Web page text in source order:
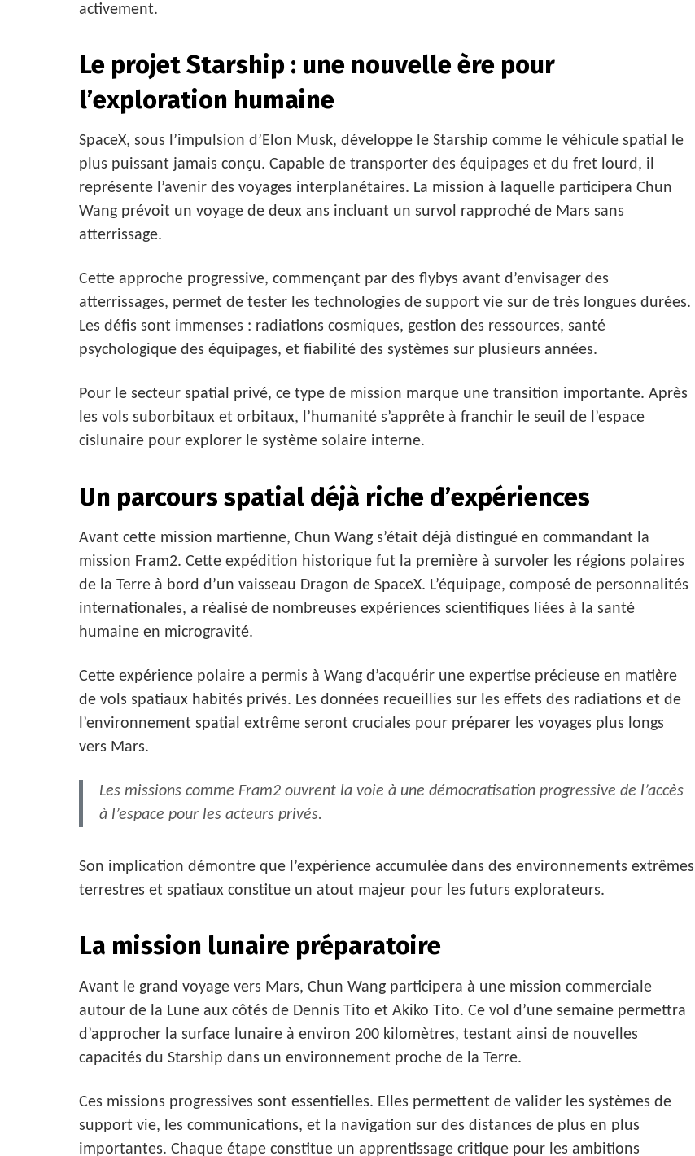
activement.
Le projet Starship : une nouvelle ère pour
l’exploration humaine
SpaceX, sous l’impulsion d’Elon Musk, développe le Starship comme le véhicule spatial le
plus puissant jamais conçu. Capable de transporter des équipages et du fret lourd, il
représente l’avenir des voyages interplanétaires. La mission à laquelle participera Chun
Wang prévoit un voyage de deux ans incluant un survol rapproché de Mars sans
atterrissage.
Cette approche progressive, commençant par des flybys avant d’envisager des
atterrissages, permet de tester les technologies de support vie sur de très longues durées.
Les défis sont immenses : radiations cosmiques, gestion des ressources, santé
psychologique des équipages, et fiabilité des systèmes sur plusieurs années.
Pour le secteur spatial privé, ce type de mission marque une transition importante. Après
les vols suborbitaux et orbitaux, l’humanité s’apprête à franchir le seuil de l’espace
cislunaire pour explorer le système solaire interne.
Un parcours spatial déjà riche d’expériences
Avant cette mission martienne, Chun Wang s’était déjà distingué en commandant la
mission Fram2. Cette expédition historique fut la première à survoler les régions polaires
de la Terre à bord d’un vaisseau Dragon de SpaceX. L’équipage, composé de personnalités
internationales, a réalisé de nombreuses expériences scientifiques liées à la santé
humaine en microgravité.
Cette expérience polaire a permis à Wang d’acquérir une expertise précieuse en matière
de vols spatiaux habités privés. Les données recueillies sur les effets des radiations et de
l’environnement spatial extrême seront cruciales pour préparer les voyages plus longs
vers Mars.
Les missions comme Fram2 ouvrent la voie à une démocratisation progressive de l’accès
à l’espace pour les acteurs privés.
Son implication démontre que l’expérience accumulée dans des environnements extrêmes
terrestres et spatiaux constitue un atout majeur pour les futurs explorateurs.
La mission lunaire préparatoire
Avant le grand voyage vers Mars, Chun Wang participera à une mission commerciale
autour de la Lune aux côtés de Dennis Tito et Akiko Tito. Ce vol d’une semaine permettra
d’approcher la surface lunaire à environ 200 kilomètres, testant ainsi de nouvelles
capacités du Starship dans un environnement proche de la Terre.
Ces missions progressives sont essentielles. Elles permettent de valider les systèmes de
support vie, les communications, et la navigation sur des distances de plus en plus
importantes. Chaque étape constitue un apprentissage critique pour les ambitions